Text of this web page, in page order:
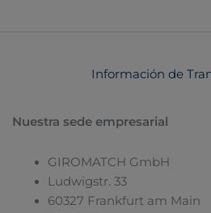
Información de
Nuestra sede empresarial
GIROMATCH GmbH
Ludwigstr. 33
60327 Frankfurt am Main